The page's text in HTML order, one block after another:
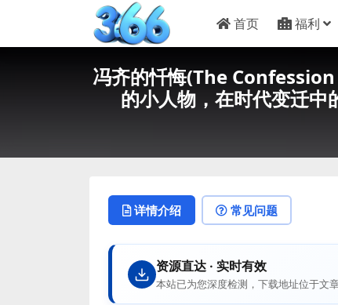
首页 福利
冯齐的忏悔(The
的小人物，在时代变迁中
详情介绍 常见问题
资源直达 · 实时有效
本站已为您深度检测，下载地址位于文